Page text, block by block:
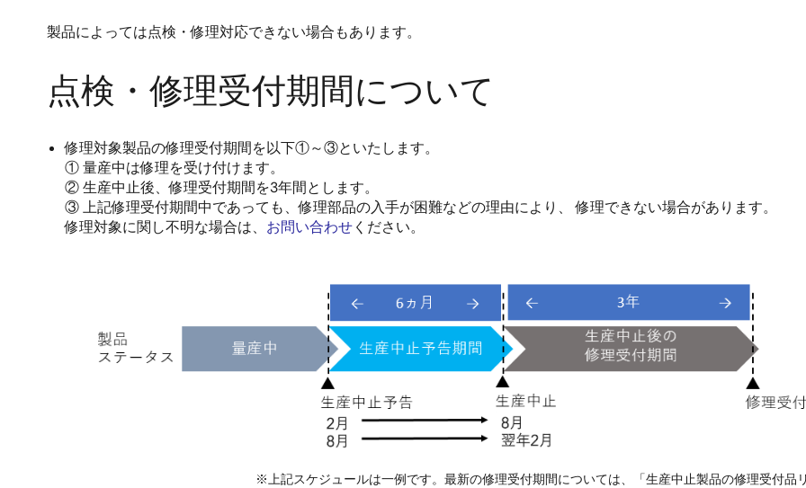
製品によっては点検・修理対応できない場合もあります。
点検・修理受付期間について
修理対象製品の修理受付期間を以下①～③といたします。
① 量産中は修理を受け付けます。
② 生産中止後、修理受付期間を3年間とします。
③ 上記修理受付期間中であっても、修理部品の入手が困難などの理由により、 修理できない場合があります。
修理対象に関し不明な場合は、 お問い合わせください。
※上記スケジュールは一例です。最新の修理受付期間については、「生産中止製品の修理受付品リ